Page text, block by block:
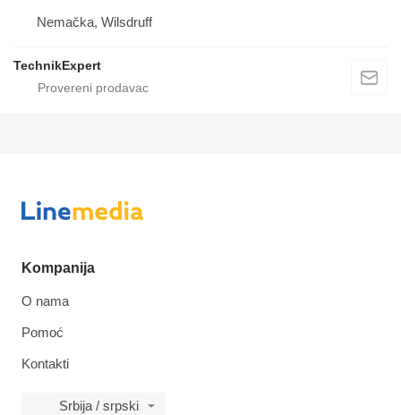
Nemačka, Wilsdruff
TechnikExpert
Kompanija
O nama
Pomoć
Kontakti
Srbija / srpski